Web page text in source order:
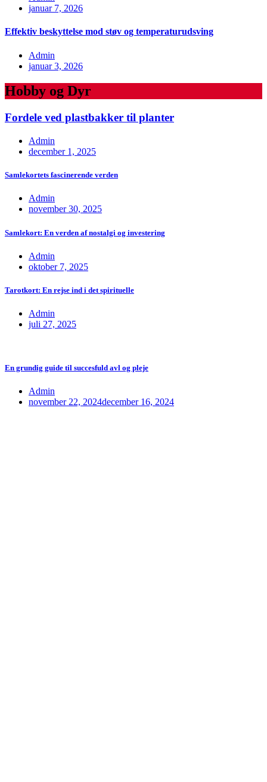
januar 7, 2026
Effektiv beskyttelse mod støv og temperaturudsving
Admin
januar 3, 2026
Hobby og Dyr
Fordele ved plastbakker til planter
Admin
december 1, 2025
Samlekortets fascinerende verden
Admin
november 30, 2025
Samlekort: En verden af nostalgi og investering
Admin
oktober 7, 2025
Tarotkort: En rejse ind i det spirituelle
Admin
juli 27, 2025
En grundig guide til succesfuld avl og pleje
Admin
november 22, 2024december 16, 2024